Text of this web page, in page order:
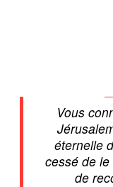
Vous
éternelle
cessé de le
de